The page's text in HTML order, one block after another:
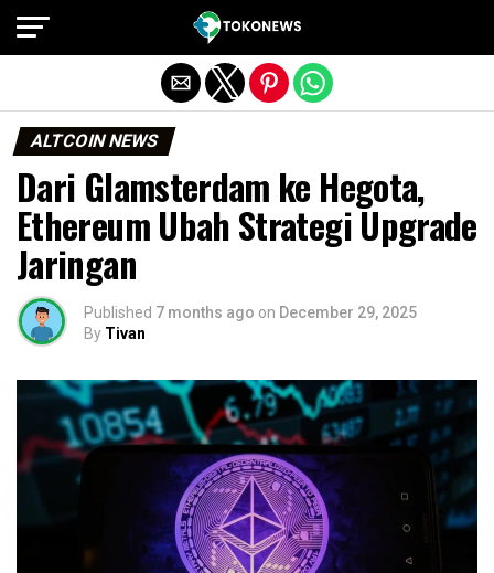
ALTCOIN NEWS
Dari Glamsterdam ke Hegota,
Ethereum Ubah Strategi Upgrade
Jaringan
Published 7 months ago on December 29, 2025
By Tivan
Exit mobile version